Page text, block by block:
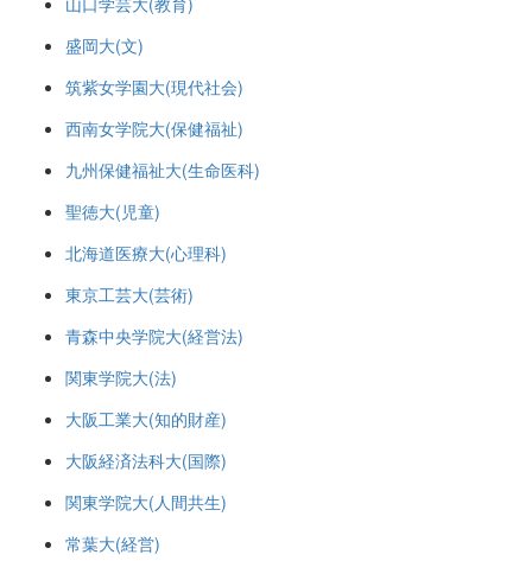
盛岡大(文)
筑紫女学園大(現代社会)
西南女学院大(保健福祉)
九州保健福祉大(生命医科)
聖徳大(児童)
北海道医療大(心理科)
東京工芸大(芸術)
青森中央学院大(経営法)
関東学院大(法)
大阪工業大(知的財産)
大阪経済法科大(国際)
関東学院大(人間共生)
常葉大(経営)